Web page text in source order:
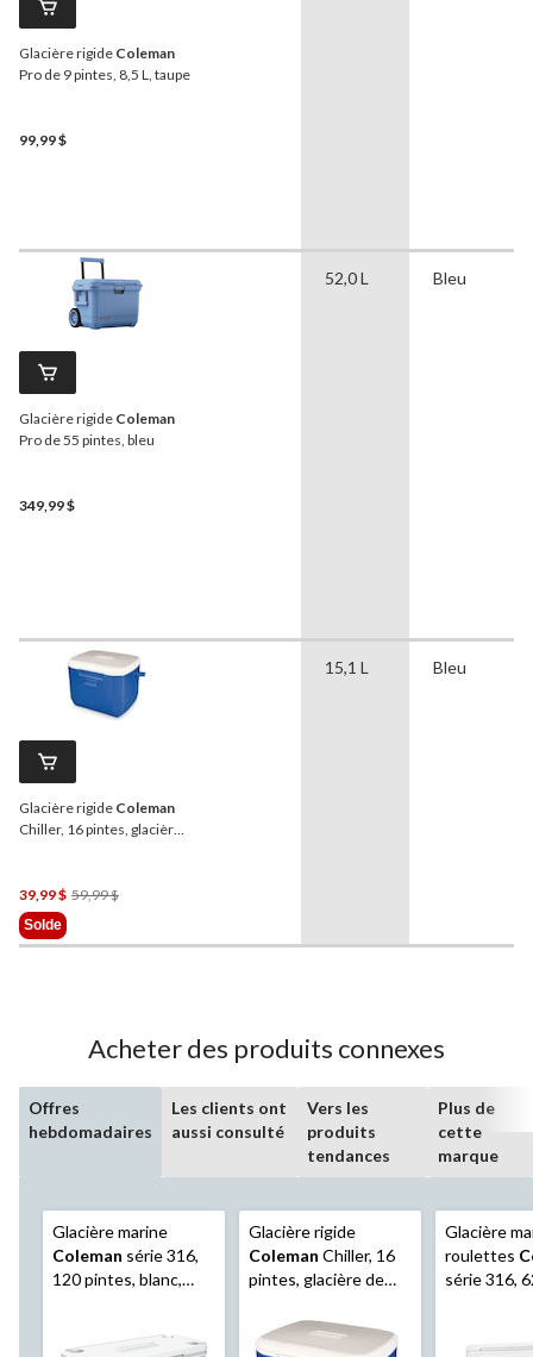
Glacière rigide Coleman
Pro de 9 pintes, 8,5 L, taupe
99,99 $
Glacière rigide Coleman
Pro de 55 pintes, bleu
349,99 $
52,0 L Bleu
Glacière rigide Coleman
Chiller, 16 pintes, glacière
39,99 $ 59,99 $Prix
59,99 $
Solde
15,1 L Bleu
Acheter des produits connexes
Offres
hebdomadaires
Les clients ont
aussi consulté
Vers les
produits
tendances
Plus de
cette
marque
Glacière marine
Coleman série 316,
120 pintes, blanc,
Glacière rigide
Coleman Chiller, 16
pintes, glacière de
bleu océan, 15,1 L
Glacière
roulettes
série 316,